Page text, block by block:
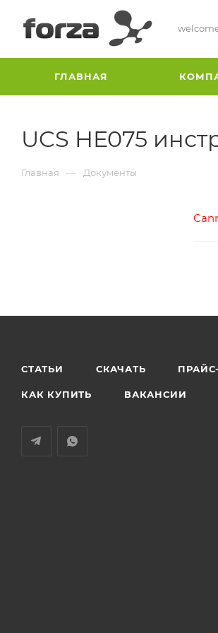
ГЛАВНАЯ
UCS HE075
Главная — Документы
СТАТЬИ СКАЧАТЬ
КАК КУПИТЬ ВАКАНСИИ